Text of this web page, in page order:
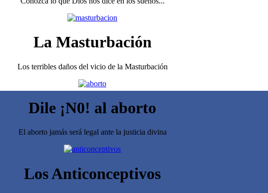
La Masturbación
Los terribles daños del vicio de la Masturbación
Dile ¡N0! al aborto
El aborto jamás será legal ante la justicia divina
Los Anticonceptivos